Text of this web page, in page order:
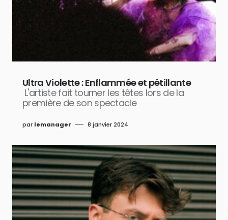
Ultra Violette : Enflammée et pétillante
L'artiste fait tourner les têtes lors de la
première de son spectacle
par lemanager 8 janvier 2024